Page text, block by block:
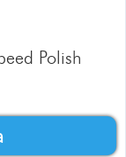
Polish